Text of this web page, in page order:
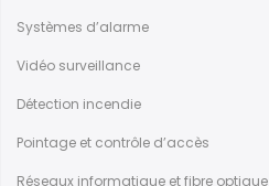
Systèmes d’alarme
Vidéo surveillance
Détection incendie
Pointage et contrôle d’accès
Réseaux informatique et fibre optique